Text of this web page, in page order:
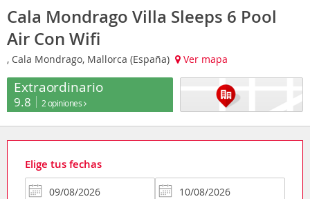
Cala Mondrago Villa Sleeps 6 Pool
Air Con Wifi
, Cala Mondrago, Mallorca (España) Ver mapa
Extraordinario
9.8 2 opiniones
Elige tus fechas